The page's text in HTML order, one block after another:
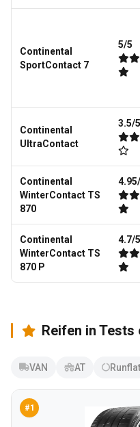
Continental
SportContact 7
5/5
Continental
UltraContact
3.5/5
Continental
WinterContact TS
870
Continental
WinterContact TS
870 P
4.7/5
Reifen in Tests
VAN AT Runflat
#1